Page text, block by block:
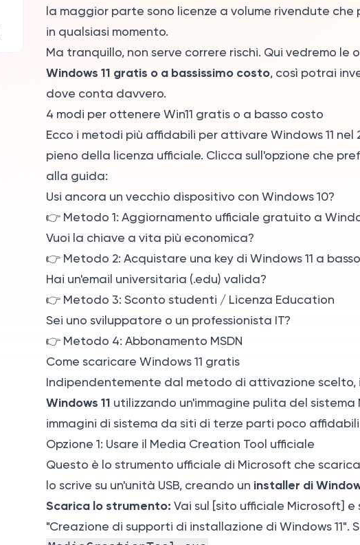
la maggior parte sono licenze a volume rivendute che
in qualsiasi momento.
Ma tranquillo, non serve correre rischi. Qui vedremo le
Windows 11 gratis o a bassissimo costo, così potrai
dove conta davvero.
4 modi per ottenere Win11 gratis o a basso costo
Ecco i metodi più affidabili per attivare Windows 11 nel
pieno della licenza ufficiale. Clicca sull'opzione che
alla guida:
Usi ancora un vecchio dispositivo con Windows 10?
👉 Metodo 1: Aggiornamento ufficiale gratuito a
Vuoi la chiave a vita più economica?
👉 Metodo 2: Acquistare una key di Windows 11 a
Hai un'email universitaria (.edu) valida?
👉 Metodo 3: Sconto studenti / Licenza Education
Sei uno sviluppatore o un professionista IT?
👉 Metodo 4: Abbonamento MSDN
Come scaricare Windows 11 gratis
Indipendentemente dal metodo di attivazione scelto,
Windows 11 utilizzando un'immagine pulita del sistema
immagini di sistema da siti di terze parti poco
Opzione 1: Usare il Media Creation Tool ufficiale
Questo è lo strumento ufficiale di Microsoft che
lo scrive su un'unità USB, creando un installer di
Scarica lo strumento: Vai sul [sito ufficiale Microsoft] e
"Creazione di supporti di installazione di Windows 11".